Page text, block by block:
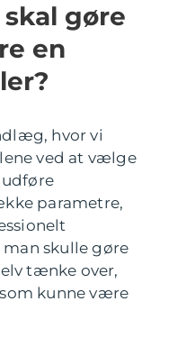
gøre
en
hvor vi
ved at vælge
parametre,
skulle gøre
tænke over,
kunne være